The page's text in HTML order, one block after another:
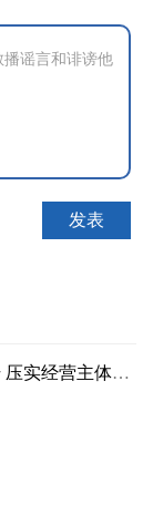
经营主体责任